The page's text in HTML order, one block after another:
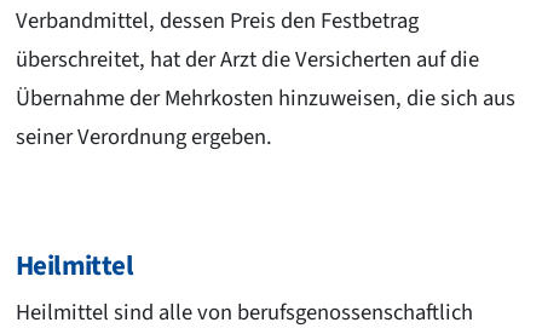
Verbandmittel, dessen Preis den Festbetrag
überschreitet, hat der Arzt die Versicherten auf die
Übernahme der Mehrkosten hinzuweisen, die sich aus
seiner Verordnung ergeben.
Heilmittel
Heilmittel sind alle von berufsgenossenschaftlich